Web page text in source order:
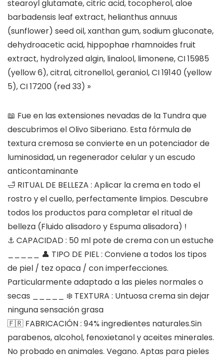
stearoyl glutamate, citric acid, tocopherol, aloe
barbadensis leaf extract, helianthus annuus
(sunflower) seed oil, xanthan gum, sodium gluconate,
dehydroacetic acid, hippophae rhamnoides fruit
extract, hydrolyzed algin, linalool, limonene, CI 15985
(yellow 6), citral, citronellol, geraniol, CI 19140 (yellow
5), CI 17200 (red 33) »
📖 Fue en las extensiones nevadas de la Tundra que
descubrimos el Olivo Siberiano. Esta fórmula de
textura cremosa se convierte en un potenciador de
luminosidad, un regenerador celular y un escudo
anticontaminante
🛁 RITUAL DE BELLEZA : Aplicar la crema en todo el
rostro y el cuello, perfectamente limpios. Descubre
todos los productos para completar el ritual de
belleza (Fluido alisadoro y Espuma alisadora) !
⚓️ CAPACIDAD : 50 ml pote de crema con un estuche
_____ 👤 TIPO DE PIEL : Conviene a todos los tipos
de piel / tez opaca / con imperfecciones.
Particularmente adaptado a las pieles normales o
secas _____ ❄️ TEXTURA : Untuosa crema sin dejar
ninguna sensación grasa
🇫🇷 FABRICACIÓN : 94% ingredientes naturales.Sin
parabenos, alcohol, fenoxietanol y aceites minerales.
No probado en animales. Vegano. Aptas para pieles